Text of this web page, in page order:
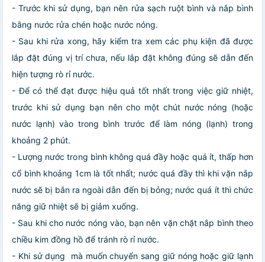
- Trước khi sử dụng, bạn nên rửa sạch ruột bình và nắp bình
bằng nước rửa chén hoặc nước nóng.
- Sau khi rửa xong, hãy kiểm tra xem các phụ kiện đã được
lắp đặt đúng vị trí chưa, nếu lắp đặt không đúng sẽ dẫn đến
hiện tượng rò rỉ nước.
- Để có thể đạt được hiệu quả tốt nhất trong việc giữ nhiệt,
trước khi sử dụng bạn nên cho một chút nước nóng (hoặc
nước lạnh) vào trong bình trước để làm nóng (lạnh) trong
khoảng 2 phút.
- Lượng nước trong bình không quá đầy hoặc quá ít, thấp hơn
cổ bình khoảng 1cm là tốt nhất; nước quá đầy thì khi vặn nắp
nước sẽ bị bắn ra ngoài dẫn đến bị bỏng; nước quá ít thì chức
năng giữ nhiệt sẽ bị giảm xuống.
- Sau khi cho nước nóng vào, bạn nên vặn chặt nắp bình theo
chiều kim đồng hồ để tránh rò rỉ nước.
- Khi sử dụng mà muốn chuyển sang giữ nóng hoặc giữ lạnh